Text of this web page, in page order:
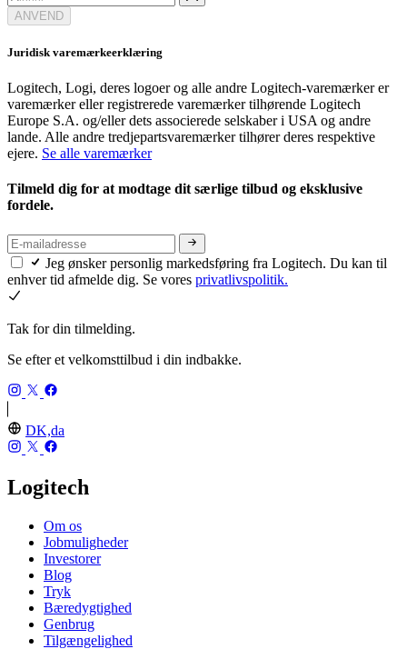
ANVEND
Juridisk varemærkeerklæring
Logitech, Logi, deres logoer og alle andre Logitech-varemærker er
varemærker eller registrerede varemærker tilhørende Logitech
Europe S.A. og/eller dets associerede selskaber i USA og andre
lande. Alle andre tredjepartsvaremærker tilhører deres respektive
ejere. Se alle varemærker
Tilmeld dig for at modtage dit særlige tilbud og eksklusive
fordele.
Jeg ønsker personlig markedsføring fra Logitech. Du kan til
enhver tid afmelde dig. Se vores privatlivspolitik.
Tak for din tilmelding.
Se efter et velkomsttilbud i din indbakke.
DK,da
Logitech
Om os
Jobmuligheder
Investorer
Blog
Tryk
Bæredygtighed
Genbrug
Tilgængelighed